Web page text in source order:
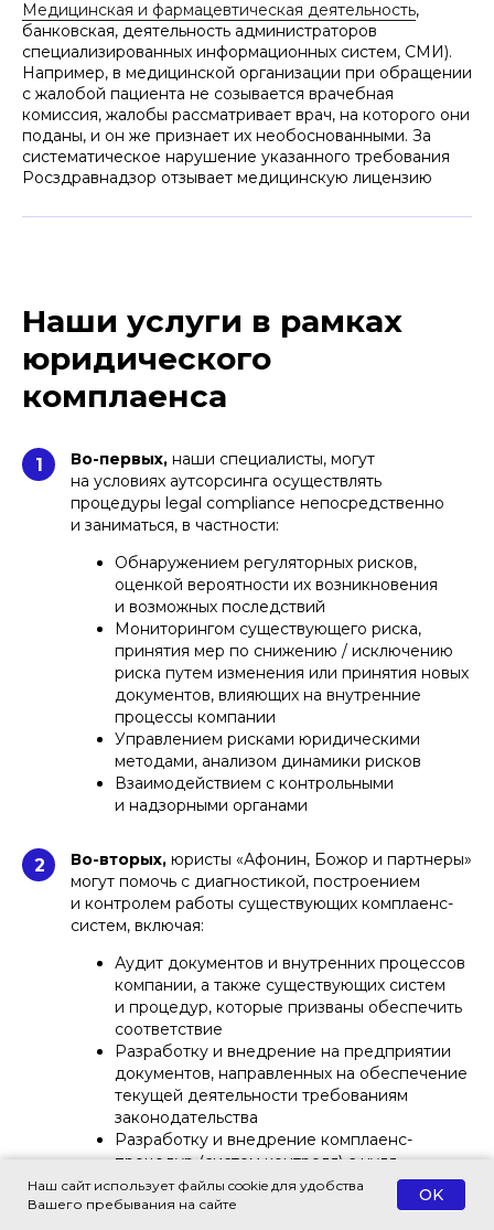
Медицинская и фармацевтическая деятельность,
банковская, деятельность администраторов
специализированных информационных систем, СМИ).
Например, в медицинской организации при обращении
с жалобой пациента не созывается врачебная
комиссия, жалобы рассматривает врач, на которого они
поданы, и он же признает их необоснованными. За
систематическое нарушение указанного требования
Росздравнадзор отзывает медицинскую лицензию
Наши услуги в рамках
юридического
комплаенса
1 Во-первых, наши специалисты, могут
на условиях аутсорсинга осуществлять
процедуры legal compliance непосредственно
и заниматься, в частности:
Обнаружением регуляторных рисков,
оценкой вероятности их возникновения
и возможных последствий
Мониторингом существующего риска,
принятия мер по снижению / исключению
риска путем изменения или принятия новых
документов, влияющих на внутренние
процессы компании
Управлением рисками юридическими
методами, анализом динамики рисков
Взаимодействием с контрольными
и надзорными органами
2 Во-вторых, юристы «Афонин, Божор и партнеры»
могут помочь с диагностикой, построением
и контролем работы существующих комплаенс-
систем, включая:
Аудит документов и внутренних процессов
компании, а также существующих систем
и процедур, которые призваны обеспечить
соответствие
Разработку и внедрение на предприятии
документов, направленных на обеспечение
текущей деятельности требованиям
законодательства
Разработку и внедрение комплаенс-
процедур (систем контроля) с нуля,
их сопровождение, проведение проверок
по конкретным кейсам
Наш сайт использует файлы cookie для удобства
Вашего пребывания на сайте
OK